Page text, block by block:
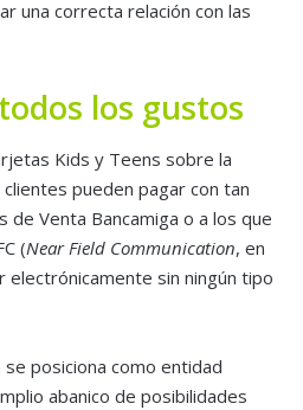
una correcta relación con las
los gustos
Kids y Teens sobre la
clientes pueden pagar con tan
de Venta Bancamiga o a los que
(Near Field Communication, en
sin ningún tipo
posiciona como entidad
abanico de posibilidades